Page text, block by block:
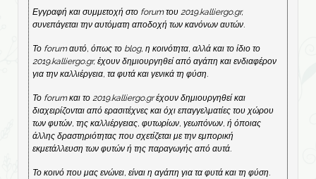
Εγγραφή και συμμετοχή στο forum του 2019.kalliergo.gr,
συνεπάγεται την αυτόματη αποδοχή των κανόνων αυτών.
Το forum αυτό, όπως το blog, η κοινότητα, αλλά και το ίδιο το
2019.kalliergo.gr, έχουν δημιουργηθεί από αγάπη και ενδιαφέρον
για την καλλιέργεια, τα φυτά και γενικά τη φύση.
Το forum και το 2019.kalliergo.gr έχουν δημιουργηθεί και
διαχειρίζονται από ερασιτέχνες και όχι επαγγελματίες του χώρου
των φυτών, της καλλιέργειας, φυτωρίων, γεωπόνων, ή όποιας
άλλης δραστηριότητας που σχετίζεται με την εμπορική
εκμετάλλευση των φυτών ή της παραγωγής από αυτά.
Το κοινό που μας ενώνει, είναι η αγάπη για τα φυτά και τη φύση.